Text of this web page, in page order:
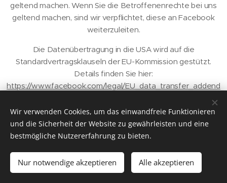
geltend machen. Wenn Sie die Betroffenenrechte bei uns
geltend machen, sind wir verpflichtet, diese an Facebook
weiterzuleiten.
Die Datenübertragung in die USA wird auf die
Standardvertragsklauseln der EU-Kommission gestützt.
Details finden Sie hier:
https://www.facebook.com/legal/EU_data_transfer_addend
und
https://www.facebook.com/policy.php.
Instagram Plugin
Auf dieser Website sind Funktionen des Dienstes Instagram
eingebunden. Diese Funktionen werden angeboten durch
Wir verwenden Cookies, um das einwandfreie Funktionieren
und die Sicherheit der Website zu gewährleisten und eine
bestmögliche Nutzererfahrung zu bieten.
Nur notwendige akzeptieren Alle akzeptieren